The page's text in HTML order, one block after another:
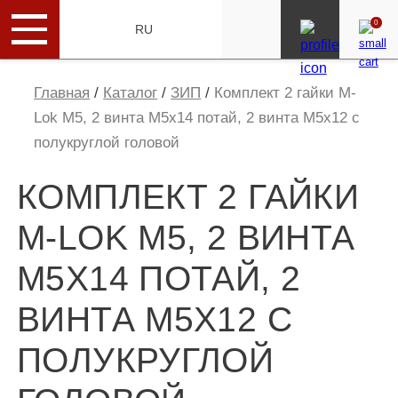
RU
ENG 0
Главная / Каталог / ЗИП / Комплект 2 гайки M-
Lok М5, 2 винта М5х14 потай, 2 винта М5х12 с
полукруглой головой
КОМПЛЕКТ 2 ГАЙКИ
M-LOK М5, 2 ВИНТА
М5Х14 ПОТАЙ, 2
ВИНТА М5Х12 С
ПОЛУКРУГЛОЙ